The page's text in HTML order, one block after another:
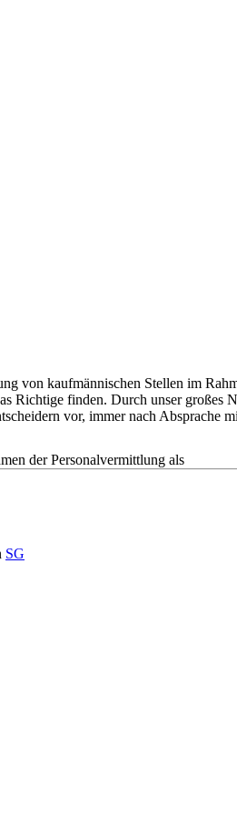
von kaufmännischen Stellen im
Richtige finden. Durch unser
vor, immer nach Absprache
der Personalvermittlung als
SG